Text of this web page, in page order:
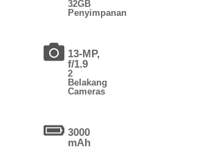
32GB
Penyimpanan
13-MP,
f/1.9
2
Belakang
Cameras
3000
mAh